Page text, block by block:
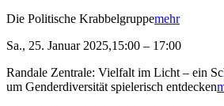
Die Politische Krabbelgruppemehr
Sa., 25. Januar 2025,15:00 – 17:00
Randale Zentrale: Vielfalt im Licht – ein
um Genderdiversität spielerisch entdecken